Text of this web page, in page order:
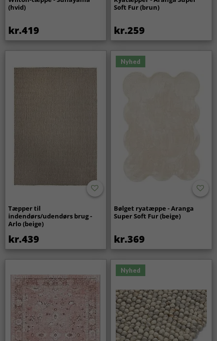
(hvid)
kr.419
Soft Fur (brun)
kr.259
Tæpper til
indendørs/udendørs brug -
Arlo (beige)
kr.439
Nyhed
Bølget ryatæppe - Aranga
Super Soft Fur (beige)
kr.369
Nyhed